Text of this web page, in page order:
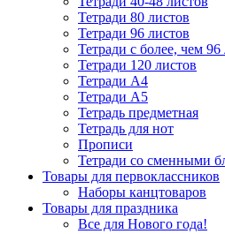
Тетради 80 листов
Тетради 96 листов
Тетради с более, чем 96
Тетради 120 листов
Тетради А4
Тетради А5
Тетрадь предметная
Тетрадь для нот
Прописи
Тетради со сменными
Товары для первоклассников
Наборы канцтоваров
Товары для праздника
Все для Нового года!